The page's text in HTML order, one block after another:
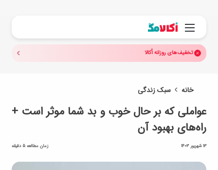
منو
تخفیف‌های روزانه اُکالا
خانه سبک زندگی
عواملی که بر حال خوب و بد شما موثر است +
راه‌های بهبود آن
13 شهریور 1403 زمان مطالعه 5 دقیقه